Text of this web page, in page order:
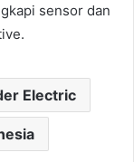
sensor dan
Electric